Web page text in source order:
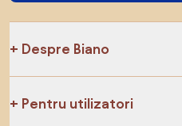
Despre Biano
Pentru utilizatori